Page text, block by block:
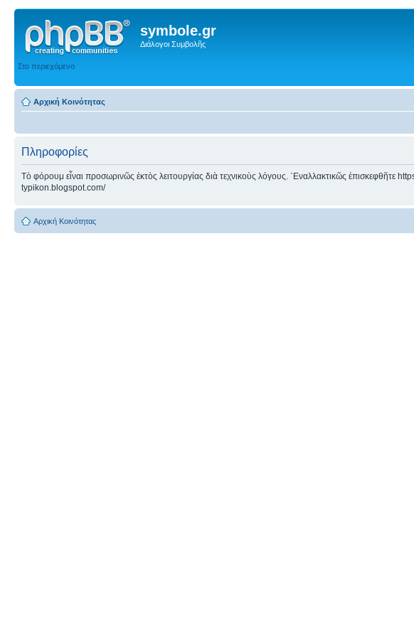
symbole.gr
Διάλογοι Συμβολῆς
Στο περιεχόμενο
Αρχική Κοινότητας
Πληροφορίες
Τὸ φόρουμ εἶναι προσωρινῶς ἐκτὸς λειτουργίας διὰ τεχνικοὺς λόγους. ᾿Εναλλακτικῶς
typikon.blogspot.com/
Αρχική Κοινότητας